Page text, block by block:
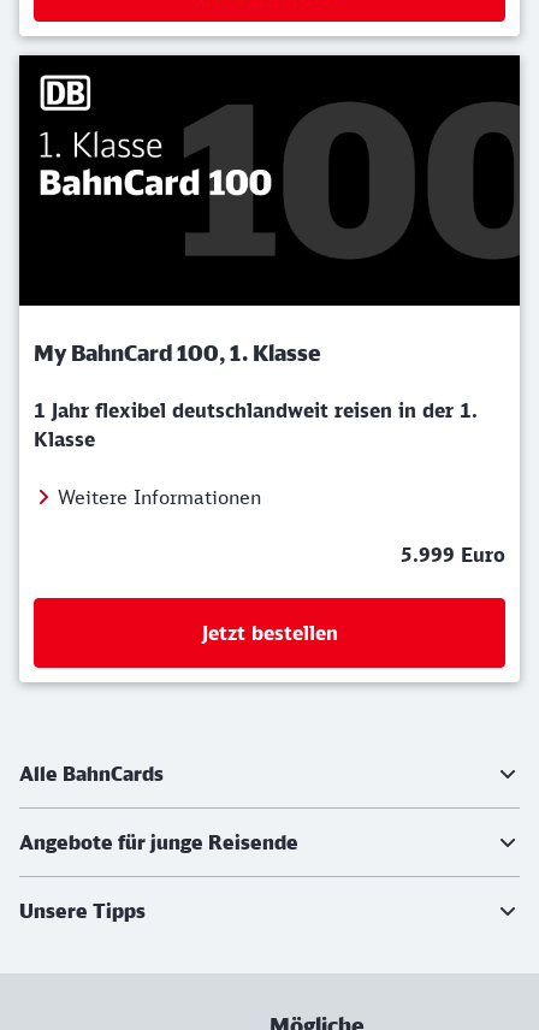
My BahnCard 100, 1. Klasse
1 Jahr flexibel deutschlandweit reisen in der 1.
Klasse
Weitere Informationen
5.999 Euro
Jetzt bestellen
Alle BahnCards
Angebote für junge Reisende
Unsere Tipps